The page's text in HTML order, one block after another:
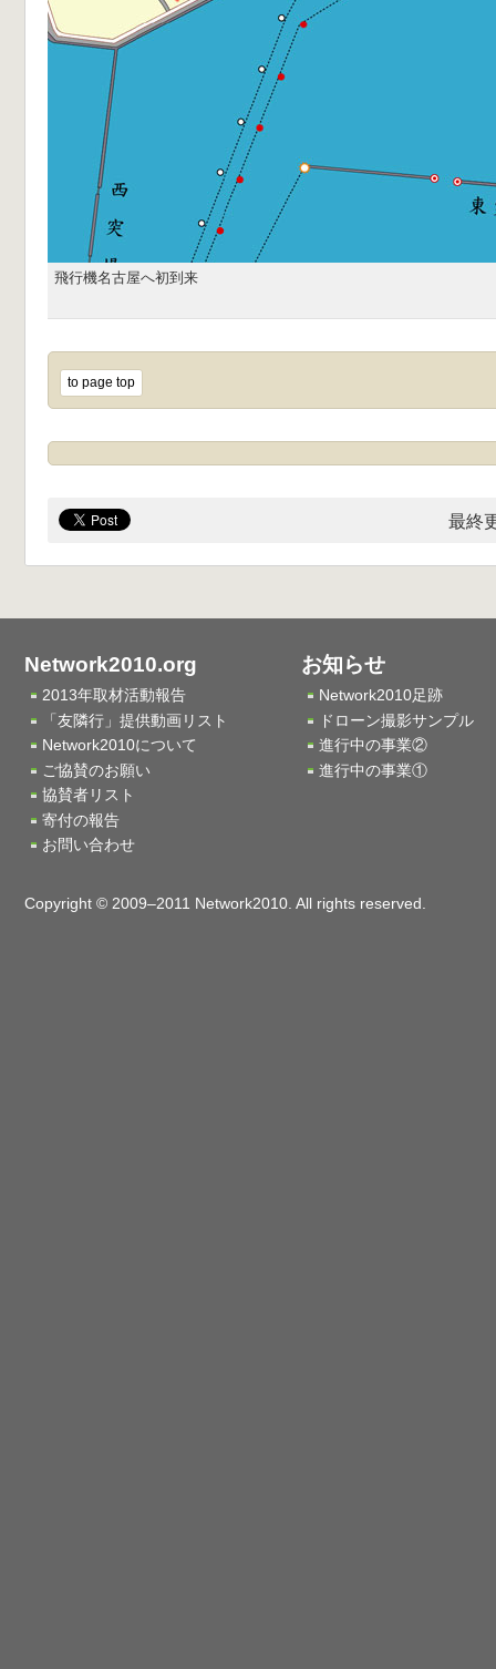
飛行機名古屋へ初到来
to page top
最終
Network2010.org
2013年取材活動報告
「友隣行」提供動画リスト
Network2010について
ご協賛のお願い
協賛者リスト
寄付の報告
お問い合わせ
お知らせ
Network2010足跡
ドローン撮影サンプル
進行中の事業②
進行中の事業①
Copyright © 2009–2011 Network2010. All rights reserved.